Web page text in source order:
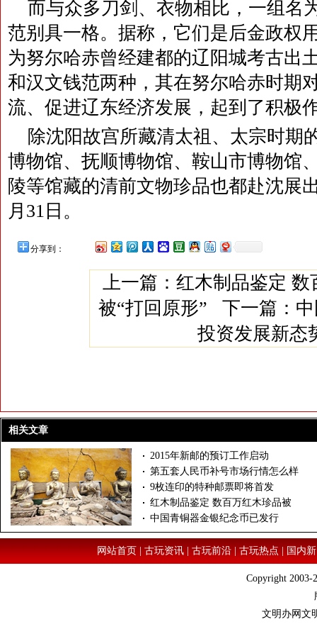
而与众多刀剑、衣物相比，一组名
范别具一格。据称，它们是后金政权
为努尔哈赤曾经建都的辽阳城考古出
和汉文钱范两种，其在努尔哈赤时期
流、促进辽东经济发展，起到了积极
除沈阳故宫所藏清太祖、太宗时期
博物馆、抚顺博物馆、鞍山市博物馆
陵等馆藏的清前文物珍品也都赴沈展
月31日。
分享到：
上一篇：红木制品鉴定 数
被“打回原形” 下一篇：
投资发展新态
相关文章
2015年新邮的预订工作启动
第五套人民币补号市场行情怎么样
9枚连印的特种邮票即将首发
红木制品鉴定 数百万红木珍品被
中国青铜器金银纪念币已发行
网站首页|古玩资讯|古玩前沿|古玩热点|国内
Copyright 2003-
文明办网文